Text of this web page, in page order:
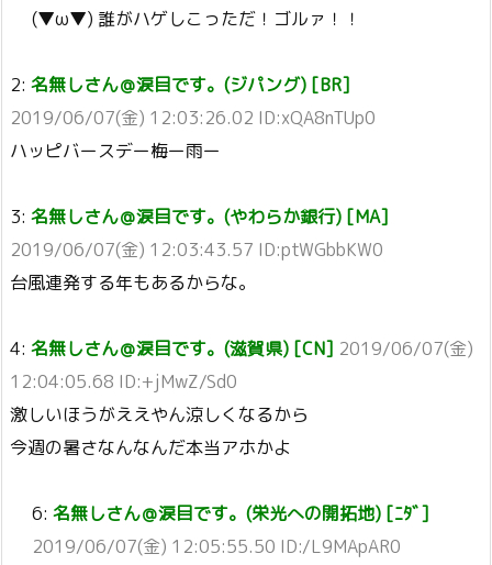
(▼ω▼) 誰がハゲしこっただ！ゴルァ！！
2: 名無しさん＠涙目です。(ジパング) [BR]
2019/06/07(金) 12:03:26.02 ID:xQA8nTUp0
ハッピバースデー梅ー雨ー
3: 名無しさん＠涙目です。(やわらか銀行) [MA]
2019/06/07(金) 12:03:43.57 ID:ptWGbbKW0
台風連発する年もあるからな。
4: 名無しさん＠涙目です。(滋賀県) [CN] 2019/06/07(金)
12:04:05.68 ID:+jMwZ/Sd0
激しいほうがええやん涼しくなるから
今週の暑さなんなんだ本当アホかよ
6: 名無しさん＠涙目です。(栄光への開拓地) [ﾆﾀﾞ]
2019/06/07(金) 12:05:55.50 ID:/L9MApAR0